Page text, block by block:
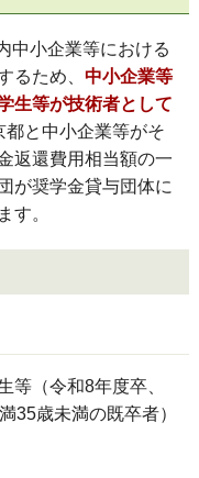
中小企業等における
るため、 中小企業等
生等が技術者として
都と中小企業等がそ
返還費用相当額の一
が奨学金貸与団体に
す。
等（令和8年度卒、
35歳未満の既卒者）